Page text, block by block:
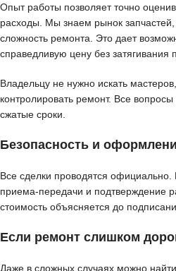
Опыт работы позволяет точно
расходы. Мы знаем рынок
сложность ремонта. Это дает
справедливую цену без затягивания
Владельцу не нужно искать
контролировать ремонт. Все
сжатые сроки.
Безопасность и
Все сделки проводятся официально.
приема-передачи и подтверждение
стоимость объясняется до
Если ремонт слишком
Даже в сложных случаях можно